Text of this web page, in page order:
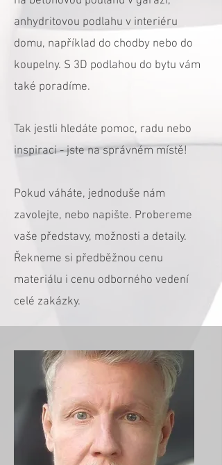
anhydritovou podlahu v interiéru
domu, například do chodby nebo do
koupelny. S 3D podlahou do bytu vám
také poradíme.
Tak jestli hledáte pomoc, radu nebo
inspiraci - jste na správném místě!
Pokud váháte, jednoduše nám
zavolejte, nebo napište. Probereme
vaše představy, možnosti a detaily.
Řekneme si předběžnou cenu
materiálu i cenu odborného vedení
celé zakázky.